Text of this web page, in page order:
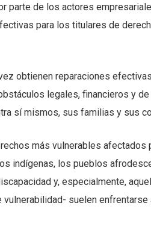
parte de los actores
para los titulares de
obtienen reparaciones
legales, financieros y
sí mismos, sus familias y sus
más vulnerables
indígenas, los pueblos
y, especialmente,
suelen